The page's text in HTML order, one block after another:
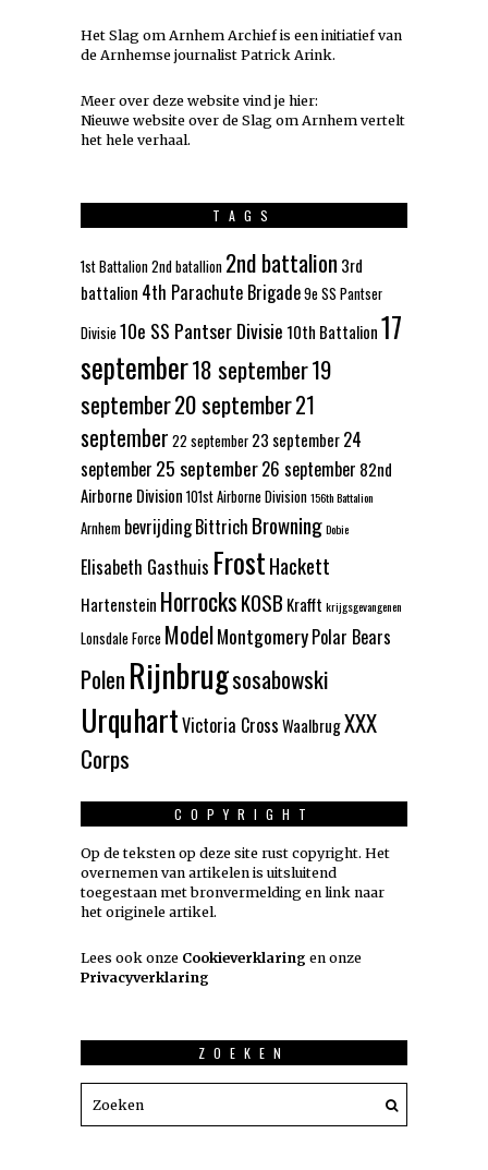
Het Slag om Arnhem Archief is een initiatief van
de Arnhemse journalist Patrick Arink.
Meer over deze website vind je hier:
Nieuwe website over de Slag om Arnhem vertelt
het hele verhaal.
TAGS
1st Battalion2nd batallion 2nd battalion 3rd
battalion 4th Parachute Brigade9e SS Pantser
Divisie 10e SS Pantser Divisie 10th Battalion17
september18 september19
september20 september21
september 22 september 23 september24
september 25 september26 september 82nd
Airborne Division 101st Airborne Division156th Battalion
Arnhem bevrijdingBittrich BrowningDobie
Elisabeth Gasthuis FrostHackett
Hartenstein HorrocksKOSB Krafft krijgsgevangenen
Lonsdale Force ModelMontgomeryPolar Bears
PolenRijnbrugsosabowski
UrquhartVictoria CrossWaalbrugXXX
Corps
COPYRIGHT
Op de teksten op deze site rust copyright. Het
overnemen van artikelen is uitsluitend
toegestaan met bronvermelding en link naar
het originele artikel.
Lees ook onze Cookieverklaring en onze
Privacyverklaring
ZOEKEN